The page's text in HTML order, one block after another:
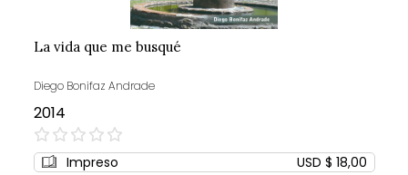
La vida que me busqué
Diego Bonifaz Andrade
2014
0%
Impreso
USD $ 18,00